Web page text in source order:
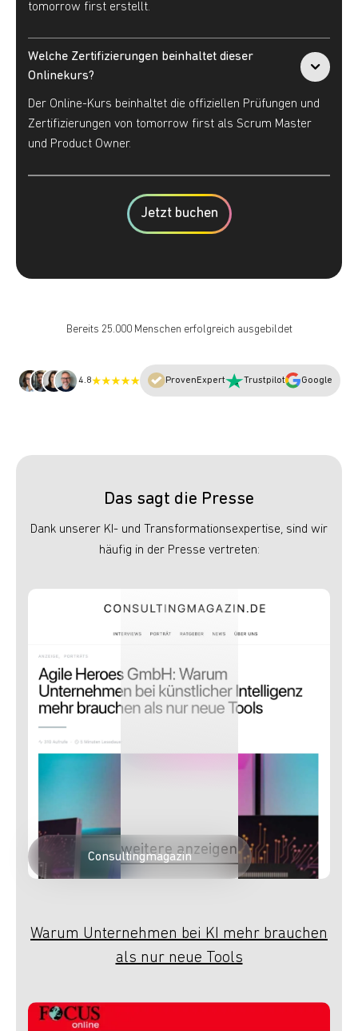
tomorrow first erstellt.
Welche Zertifizierungen beinhaltet dieser
Onlinekurs?
Der Online-Kurs beinhaltet die offiziellen Prüfungen und
Zertifizierungen von tomorrow first als Scrum Master
und Product Owner.
Jetzt buchen
Bereits 25.000 Menschen erfolgreich ausgebildet
4.8 ProvenExpert Trustpilot Google
Das sagt die Presse
Dank unserer KI- und Transformationsexpertise, sind wir
häufig in der Presse vertreten:
Consultingmagazin
Warum Unternehmen bei KI mehr brauchen
als nur neue Tools
weitere anzeigen